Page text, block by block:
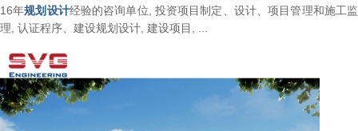
16年规划设计经验的咨询单位, 投资项目制定、设计、项目管理和施工监
理, 认证程序、建设规划设计, 建设项目, ...